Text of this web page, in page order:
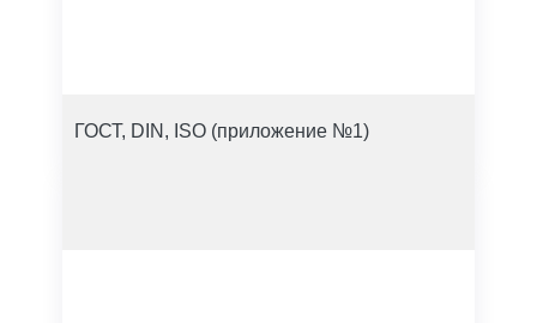
ГОСТ, DIN, ISO (приложение №1)